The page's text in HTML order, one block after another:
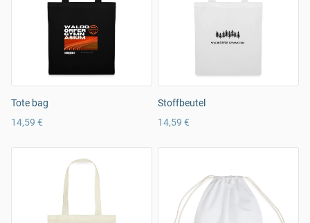
Tote bag
14,59 €
Stoffbeutel
14,59 €